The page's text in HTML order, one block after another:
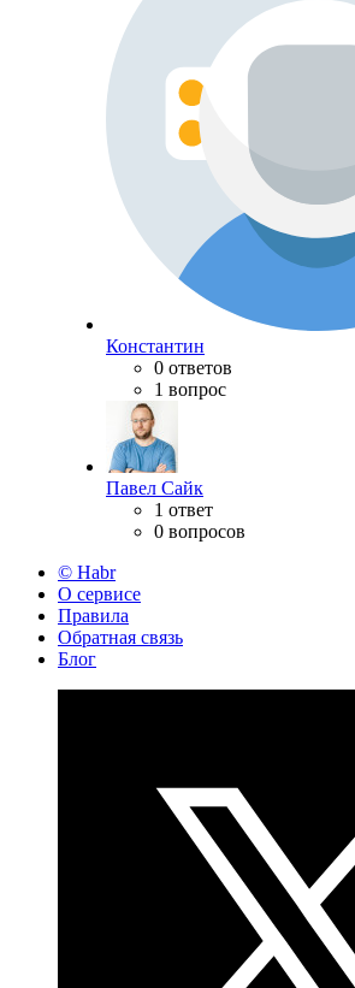
Константин
0 ответов
1 вопрос
Павел Сайк
1 ответ
0 вопросов
© Habr
О сервисе
Правила
Обратная связь
Блог